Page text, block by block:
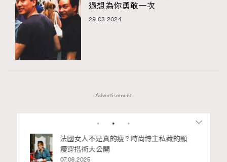
過想為你勇敢一次
29.03.2024
Advertisement
4 5 6 7 8 9 10
別再用酒精消毒皮革！6個清潔手袋小技
巧，讓你更愛惜你的手袋
02.06.2025